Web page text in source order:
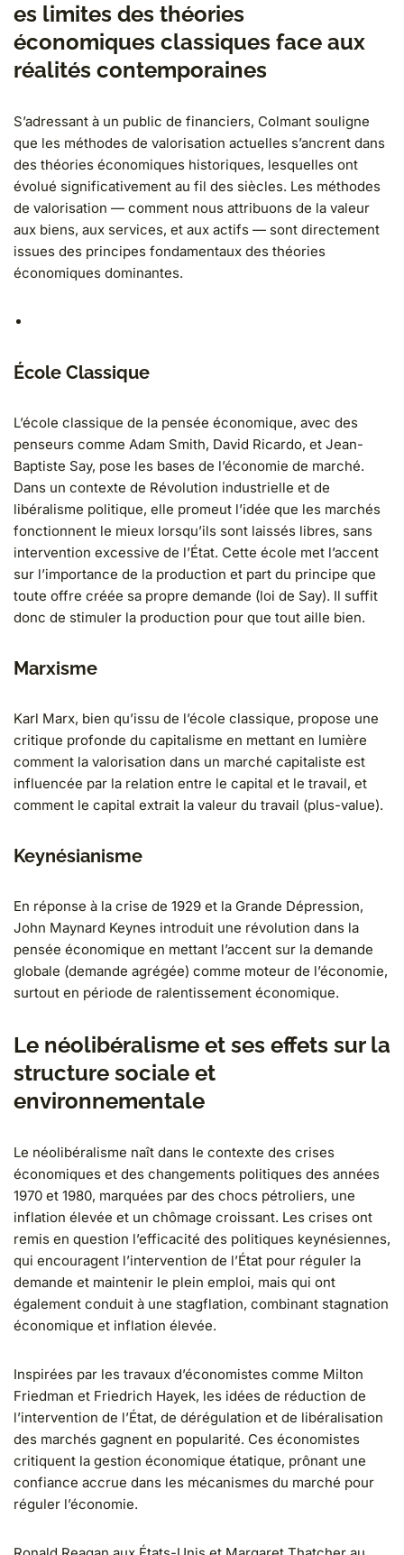
es limites des théories
économiques classiques face aux
réalités contemporaines
S’adressant à un public de financiers, Colmant souligne
que les méthodes de valorisation actuelles s’ancrent dans
des théories économiques historiques, lesquelles ont
évolué significativement au fil des siècles. Les méthodes
de valorisation — comment nous attribuons de la valeur
aux biens, aux services, et aux actifs — sont directement
issues des principes fondamentaux des théories
économiques dominantes.
École Classique
L’école classique de la pensée économique, avec des
penseurs comme Adam Smith, David Ricardo, et Jean-
Baptiste Say, pose les bases de l’économie de marché.
Dans un contexte de Révolution industrielle et de
libéralisme politique, elle promeut l’idée que les marchés
fonctionnent le mieux lorsqu’ils sont laissés libres, sans
intervention excessive de l’État. Cette école met l’accent
sur l’importance de la production et part du principe que
toute offre créée sa propre demande (loi de Say). Il suffit
donc de stimuler la production pour que tout aille bien.
Marxisme
Karl Marx, bien qu’issu de l’école classique, propose une
critique profonde du capitalisme en mettant en lumière
comment la valorisation dans un marché capitaliste est
influencée par la relation entre le capital et le travail, et
comment le capital extrait la valeur du travail (plus-value).
Keynésianisme
En réponse à la crise de 1929 et la Grande Dépression,
John Maynard Keynes introduit une révolution dans la
pensée économique en mettant l’accent sur la demande
globale (demande agrégée) comme moteur de l’économie,
surtout en période de ralentissement économique.
Le néolibéralisme et ses effets sur la
structure sociale et
environnementale
Le néolibéralisme naît dans le contexte des crises
économiques et des changements politiques des années
1970 et 1980, marquées par des chocs pétroliers, une
inflation élevée et un chômage croissant. Les crises ont
remis en question l’efficacité des politiques keynésiennes,
qui encouragent l’intervention de l’État pour réguler la
demande et maintenir le plein emploi, mais qui ont
également conduit à une stagflation, combinant stagnation
économique et inflation élevée.
Inspirées par les travaux d’économistes comme Milton
Friedman et Friedrich Hayek, les idées de réduction de
l’intervention de l’État, de dérégulation et de libéralisation
des marchés gagnent en popularité. Ces économistes
critiquent la gestion économique étatique, prônant une
confiance accrue dans les mécanismes du marché pour
réguler l’économie.